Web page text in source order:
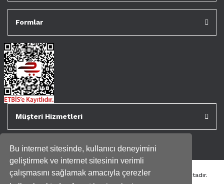
Bu internet sitesinde, kullanıcı deneyimini
geliştirmek ve internet sitesinin verimli
çalışmasını sağlamak amacıyla çerezler
Formlar
Müşteri Hizmetleri
Tüm kredi kartı bilgileriniz 256bit SSL Sertifikası ile korunmaktadır.